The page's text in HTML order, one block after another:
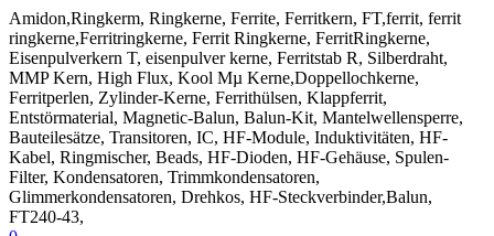
Amidon,Ringkerm, Ringkerne, Ferrite, Ferritkern, FT,ferrit, ferrit
ringkerne,Ferritringkerne, Ferrit Ringkerne, FerritRingkerne,
Eisenpulverkern T, eisenpulver kerne, Ferritstab R, Silberdraht,
MMP Kern, High Flux, Kool Mµ Kerne,Doppellochkerne,
Ferritperlen, Zylinder-Kerne, Ferrithülsen, Klappferrit,
Entstörmaterial, Magnetic-Balun, Balun-Kit, Mantelwellensperre,
Bauteilesätze, Transitoren, IC, HF-Module, Induktivitäten, HF-
Kabel, Ringmischer, Beads, HF-Dioden, HF-Gehäuse, Spulen-
Filter, Kondensatoren, Trimmkondensatoren,
Glimmerkondensatoren, Drehkos, HF-Steckverbinder,Balun,
FT240-43,